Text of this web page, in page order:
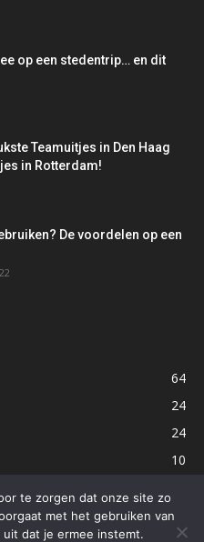
op een stedentrip… en dit
Teamuitjes in Den Haag
in Rotterdam!
De voordelen op een
64
24
24
10
te zorgen dat onze site zo
met het gebruiken van
dat je ermee instemt.